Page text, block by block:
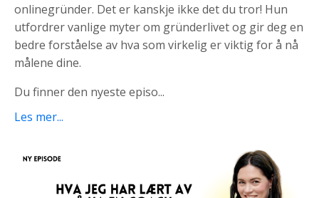
onlinegründer. Det er kanskje ikke det du tror! Hun
utfordrer vanlige myter om gründerlivet og gir deg en
bedre forståelse av hva som virkelig er viktig for å nå
målene dine.
Du finner den nyeste episo...
Les mer...